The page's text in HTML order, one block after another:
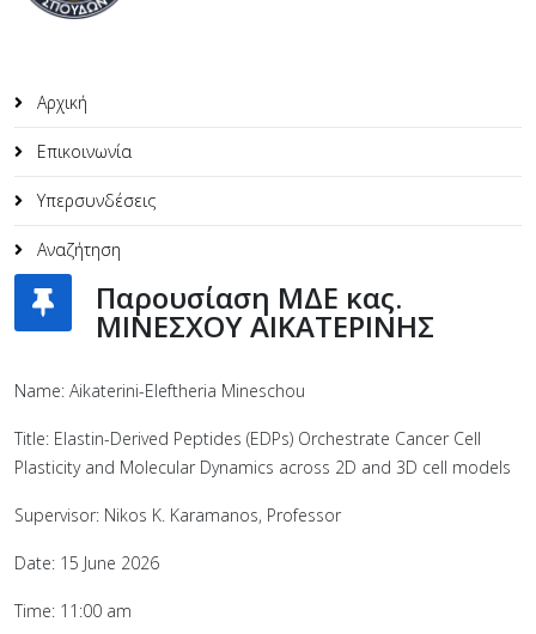
Αρχική
Επικοινωνία
Υπερσυνδέσεις
Αναζήτηση
Παρουσίαση ΜΔΕ κας.
ΜΙΝΕΣΧΟΥ ΑΙΚΑΤΕΡΙΝΗΣ
Name: Aikaterini-Eleftheria Mineschou
Title: Elastin-Derived Peptides (EDPs) Orchestrate Cancer Cell
Plasticity and Molecular Dynamics across 2D and 3D cell models
Supervisor: Nikos K. Karamanos, Professor
Date: 15 June 2026
Time: 11:00 am